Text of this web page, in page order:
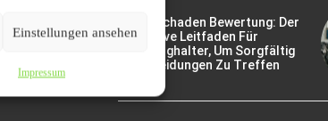
Einstellungen ansehen
Impressum
Motorschaden Bewertung: Der
Ultimative Leitfaden Für
Fahrzeughalter, Um Sorgfältig
Entscheidungen Zu Treffen